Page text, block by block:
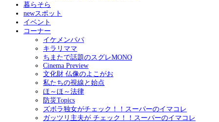
暮らそら
newスポット
イベント
コーナー
イケメンパパ
キラリママ
ちまたで話題のスグレMONO
Cinema Preview
文化財 仏像のよこがお
私たちの視線と始点
ほ～ほ～法律
防災Topics
ズボラ独女がチェック！！スーパーのイマコレ
ガッツリ主夫が チェック！！スーパーのイマコレ